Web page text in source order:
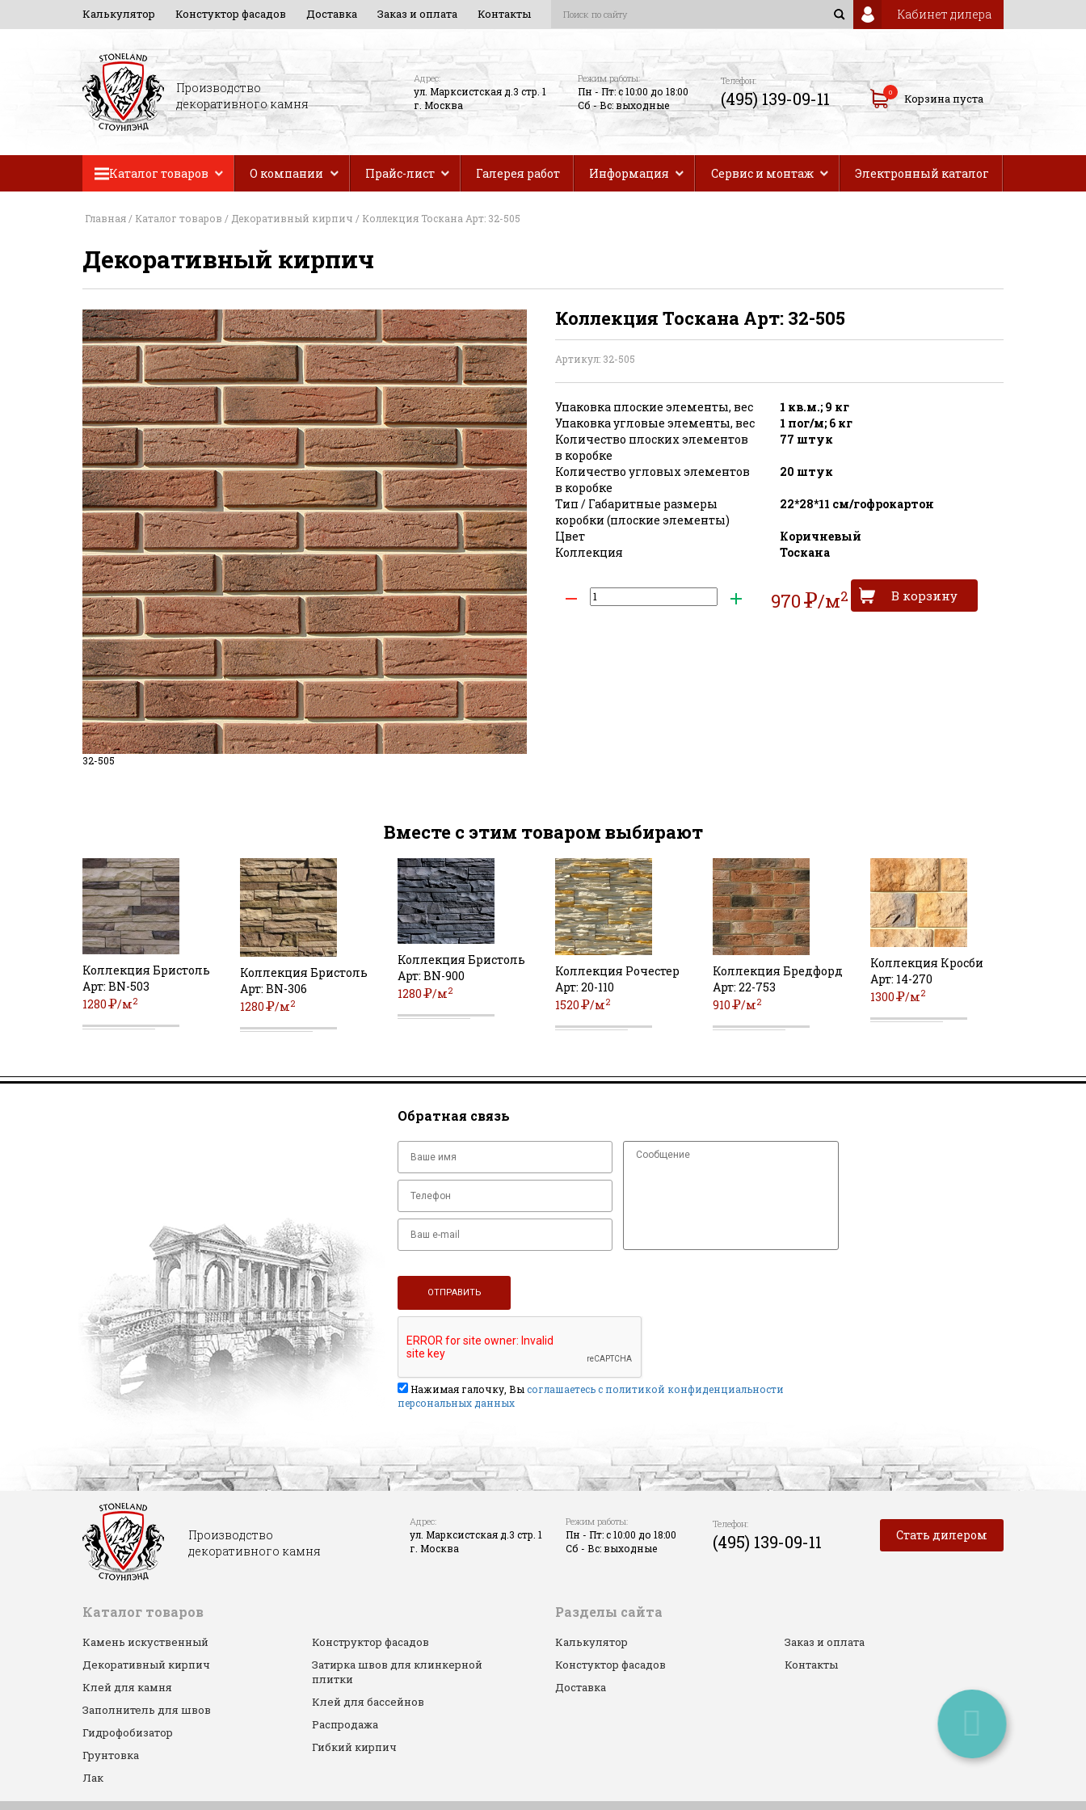
Калькулятор Констуктор фасадов Доставка Заказ и оплата Контакты Кабинет дилера
Производство
декоративного камня
Адрес:
ул. Марксистская д.3 стр. 1
г. Москва
Режим работы:
Пн - Пт: с 10:00 до 18:00
Сб - Вс: выходные
Телефон:
(495) 139-09-11 0 Корзина пуста
Каталог товаров О компании Прайс-лист Галерея работ Информация Сервис и монтаж Электронный каталог
Главная / Каталог товаров / Декоративный кирпич / Коллекция Тоскана Арт: 32-505
Декоративный кирпич
32-505
Коллекция Тоскана Арт: 32-505
Артикул: 32-505
Упаковка плоские элементы, вес
1 кв.м.; 9 кг
Упаковка угловые элементы, вес
1 пог/м; 6 кг
Количество плоских элементов
в коробке
77 штук
Количество угловых элементов
в коробке
20 штук
Тип / Габаритные размеры
коробки (плоские элементы)
22*28*11 см/гофрокартон
Цвет
Коричневый
Коллекция
Тоскана
970Р/м2
Вместе с этим товаром выбирают
Коллекция Бристоль
Арт: BN-503
1280Р
УБ
/м2
Коллекция Бристоль
Арт: BN-306
1280Р
УБ
/м2
Коллекция Бристоль
Арт: BN-900
1280Р
УБ
/м2
Коллекция Рочестер
Арт: 20-110
1520Р
УБ
/м2
Коллекция Бредфорд
Арт: 22-753
910Р
УБ
/м2
Коллекция Кросби
Арт: 14-270
1300Р
УБ
/м2
Обратная связь
Нажимая галочку, Вы соглашаетесь с политикой конфиденциальности
персональных данных
Производство
декоративного камня
Адрес:
ул. Марксистская д.3 стр. 1
г. Москва
Режим работы:
Пн - Пт: с 10:00 до 18:00
Сб - Вс: выходные
Телефон:
(495) 139-09-11 Стать дилером
Каталог товаров
Камень искуственный
Декоративный кирпич
Клей для камня
Заполнитель для швов
Гидрофобизатор
Грунтовка
Лак
Конструктор фасадов
Затирка швов для клинкерной
плитки
Клей для бассейнов
Распродажа
Гибкий кирпич
Разделы сайта
Калькулятор
Констуктор фасадов
Доставка
Заказ и оплата
Контакты